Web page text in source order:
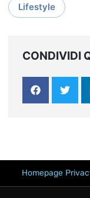
Lifestyle
CONDIVIDI
Homepage